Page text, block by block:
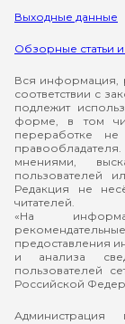
Выходные данные
Обзорные статьи
Вся информация,
соответствии с
подлежит
форме, в том
переработке
мнениями,
пользователей
Редакция не
читателей.
«На
предоставления
и анализа
пользователей
Российской